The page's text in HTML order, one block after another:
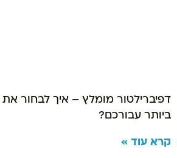
דפיברילטור מומלץ – איך לבחור את
ביותר עבורכם?
קרא עוד »